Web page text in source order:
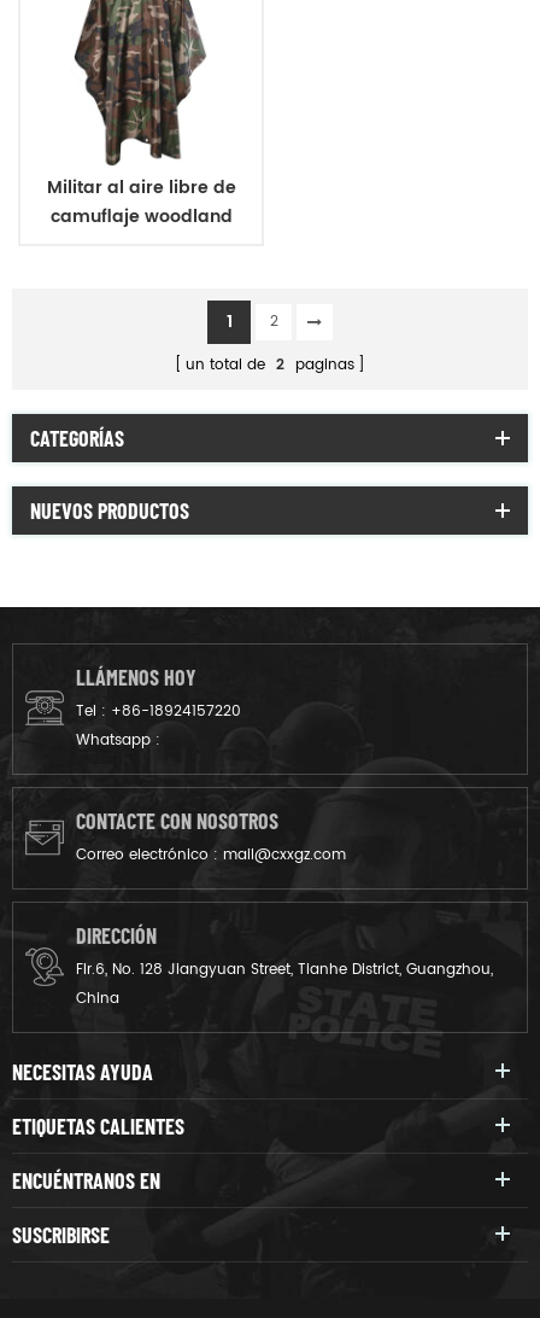
Militar al aire libre de
camuflaje woodland
1
2
un total de 2 paginas
CATEGORÍAS
NUEVOS PRODUCTOS
LLÁMENOS HOY
Tel : +86-18924157220
Whatsapp :
CONTACTE CON NOSOTROS
Correo electrónico : mail@cxxgz.com
DIRECCIÓN
Flr.6, No. 128 Jiangyuan Street, Tianhe District, Guangzhou,
China
NECESITAS AYUDA
ETIQUETAS CALIENTES
ENCUÉNTRANOS EN
SUSCRIBIRSE